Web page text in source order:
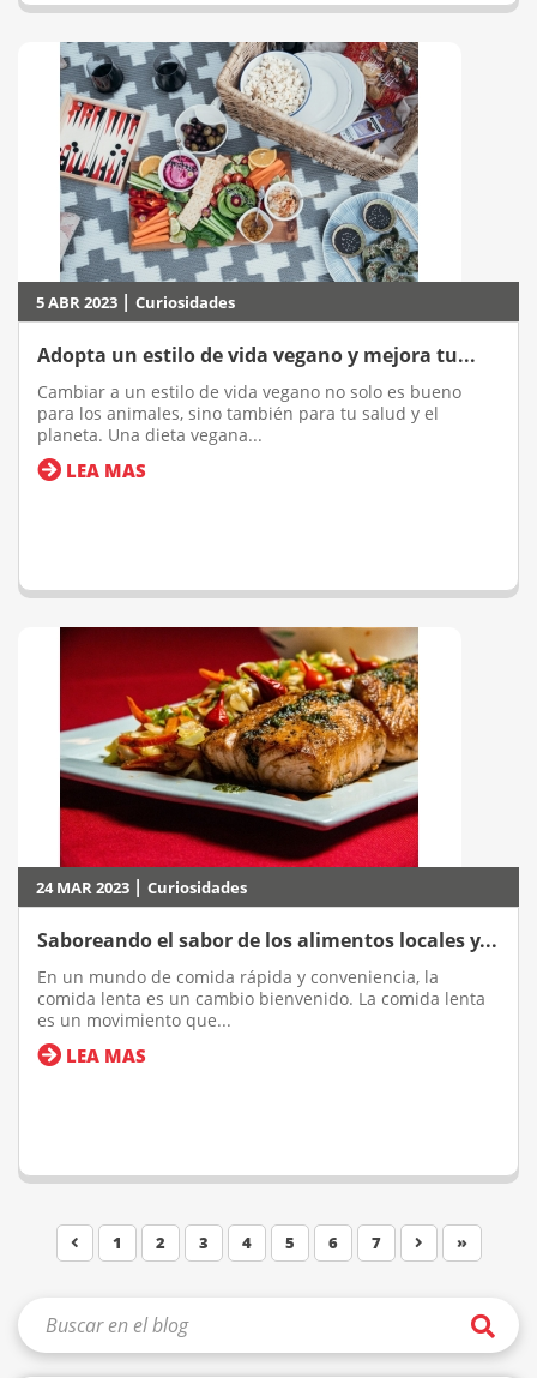
5 ABR 2023 | Curiosidades
Adopta un estilo de vida vegano y mejora tu...
Cambiar a un estilo de vida vegano no solo es bueno
para los animales, sino también para tu salud y el
planeta. Una dieta vegana...
LEA MAS
24 MAR 2023 | Curiosidades
Saboreando el sabor de los alimentos locales y...
En un mundo de comida rápida y conveniencia, la
comida lenta es un cambio bienvenido. La comida lenta
es un movimiento que...
LEA MAS
1 2 3 4 5 6 7 »